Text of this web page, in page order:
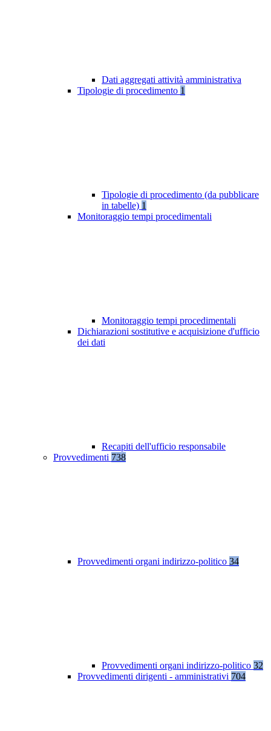
Dati aggregati attività amministrativa
Tipologie di procedimento 1
Tipologie di procedimento (da pubblicare
in tabelle) 1
Monitoraggio tempi procedimentali
Monitoraggio tempi procedimentali
Dichiarazioni sostitutive e acquisizione d'ufficio
dei dati
Recapiti dell'ufficio responsabile
Provvedimenti 738
Provvedimenti organi indirizzo-politico 34
Provvedimenti organi indirizzo-politico 32
Provvedimenti dirigenti - amministrativi 704